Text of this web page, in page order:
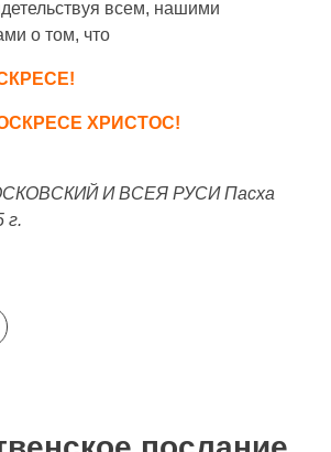
всем, нашими
о том, что
ХРИСТОС!
И ВСЕЯ РУСИ Пасха
г.